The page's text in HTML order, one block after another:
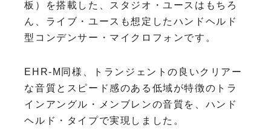
板）を搭載した、スタジオ・ユースはもちろ
ん、ライブ・ユースも想定したハンドヘルド
型コンデンサー・マイクロフォンです。
EHR-M同様、トランジェントの良いクリアー
な音質とスピード感のある低域が特徴のトラ
インアングル・メンブレンの音質を、ハンド
ヘルド・タイプで実現しました。